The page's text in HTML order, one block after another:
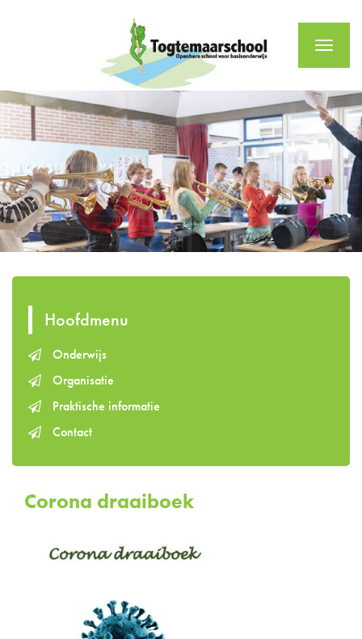
Menu
Hoofdmenu
Onderwijs
Organisatie
Praktische informatie
Contact
Corona draaiboek